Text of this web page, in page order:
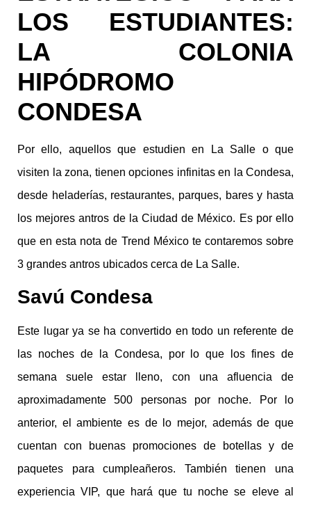
LOS ESTUDIANTES:
LA COLONIA
HIPÓDROMO
CONDESA
Por ello, aquellos que estudien en La Salle o que
visiten la zona, tienen opciones infinitas en la Condesa,
desde heladerías, restaurantes, parques, baresy hasta
los mejores antros de la Ciudad de México. Es por ello
que en esta nota de Trend México te contaremos sobre
3 grandes antros ubicados cerca de La Salle.
Savú Condesa
Este lugar ya se ha convertido en todo un referente de
las noches de la Condesa, por lo que los fines de
semana suele estar lleno, con una afluencia de
aproximadamente 500 personas por noche. Por lo
anterior, el ambiente es de lo mejor, además de que
cuentan con buenas promociones de botellas y de
paquetes para cumpleañeros. También tienen una
experiencia VIP, que hará que tu noche se eleve al